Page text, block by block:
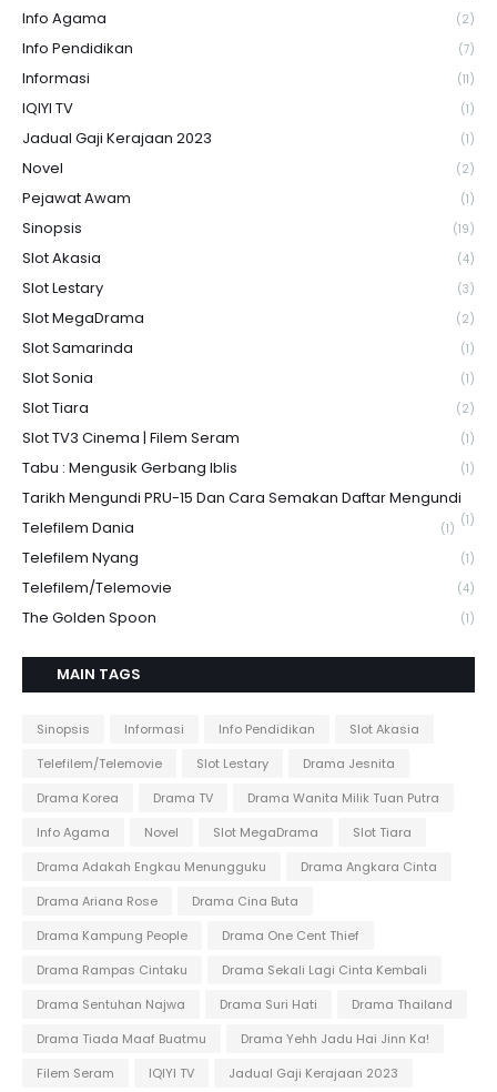
Info Agama (2)
Info Pendidikan (7)
Informasi (11)
IQIYI TV (1)
Jadual Gaji Kerajaan 2023 (1)
Novel (2)
Pejawat Awam (1)
Sinopsis (19)
Slot Akasia (4)
Slot Lestary (3)
Slot MegaDrama (2)
Slot Samarinda (1)
Slot Sonia (1)
Slot Tiara (2)
Slot TV3 Cinema | Filem Seram (1)
Tabu : Mengusik Gerbang Iblis (1)
Tarikh Mengundi PRU-15 Dan Cara Semakan Daftar Mengundi
(1)
Telefilem Dania (1)
Telefilem Nyang (1)
Telefilem/Telemovie (4)
The Golden Spoon (1)
MAIN TAGS
Sinopsis Informasi Info Pendidikan
Slot Akasia
Telefilem/Telemovie
Slot Lestary
Drama Jesnita
Drama Korea
Drama TV
Drama Wanita Milik Tuan Putra
Info Agama
Novel Slot MegaDrama
Slot Tiara
Drama Adakah Engkau Menungguku
Drama Angkara Cinta
Drama Ariana Rose
Drama Cina Buta
Drama Kampung People
Drama One Cent Thief
Drama Rampas Cintaku
Drama Sekali Lagi Cinta Kembali
Drama Sentuhan Najwa
Drama Suri Hati
Drama Thailand
Drama Tiada Maaf Buatmu
Drama Yehh Jadu Hai Jinn Ka!
Filem Seram
IQIYI TV
Jadual Gaji Kerajaan 2023